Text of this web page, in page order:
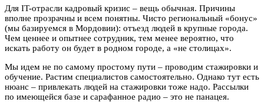
Для IT-отрасли кадровый кризис – вещь обычная. Причины
вполне прозрачны и всем понятны. Чисто региональный «бонус»
(мы базируемся в Мордовии): отъезд людей в крупные города.
Чем ценнее и опытнее сотрудник, тем менее вероятно, что
искать работу он будет в родном городе, а «не столицах».
Мы идем не по самому простому пути – проводим стажировки и
обучение. Растим специалистов самостоятельно. Однако тут есть
нюанс – привлекать людей на стажировки тоже надо. Рассылки
по имеющейся базе и сарафанное радио – это не панацея.